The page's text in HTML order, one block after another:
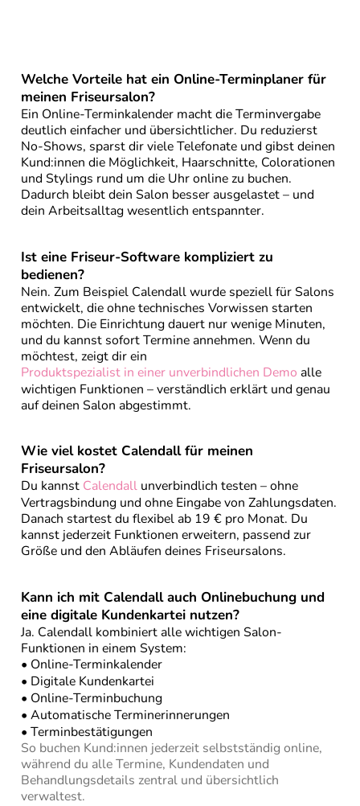
Welche Vorteile hat ein Online-Terminplaner für
meinen Friseursalon?
Ein Online-Terminkalender macht die Terminvergabe
deutlich einfacher und übersichtlicher. Du reduzierst
No-Shows, sparst dir viele Telefonate und gibst deinen
Kund:innen die Möglichkeit, Haarschnitte, Colorationen
und Stylings rund um die Uhr online zu buchen.
Dadurch bleibt dein Salon besser ausgelastet – und
dein Arbeitsalltag wesentlich entspannter.
Ist eine Friseur-Software kompliziert zu
bedienen?
Nein. Zum Beispiel Calendall wurde speziell für Salons
entwickelt, die ohne technisches Vorwissen starten
möchten. Die Einrichtung dauert nur wenige Minuten,
und du kannst sofort Termine annehmen. Wenn du
möchtest, zeigt dir ein
Produktspezialist in einer unverbindlichen Demo alle
wichtigen Funktionen – verständlich erklärt und genau
auf deinen Salon abgestimmt.
Wie viel kostet Calendall für meinen
Friseursalon?
Du kannst Calendallunverbindlich testen – ohne
Vertragsbindung und ohne Eingabe von Zahlungsdaten.
Danach startest du flexibel ab 19 € pro Monat. Du
kannst jederzeit Funktionen erweitern, passend zur
Größe und den Abläufen deines Friseursalons.
Kann ich mit Calendall auch Onlinebuchung und
eine digitale Kundenkartei nutzen?
Ja. Calendall kombiniert alle wichtigen Salon-
Funktionen in einem System:
• Online-Terminkalender
• Digitale Kundenkartei
• Online-Terminbuchung
• Automatische Terminerinnerungen
• Terminbestätigungen
So buchen Kund:innen jederzeit selbstständig online,
während du alle Termine, Kundendaten und
Behandlungsdetails zentral und übersichtlich
verwaltest.